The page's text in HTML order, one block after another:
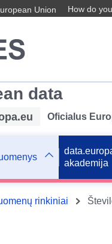
Union How do
data
Oficialus
akademija
rinkiniai